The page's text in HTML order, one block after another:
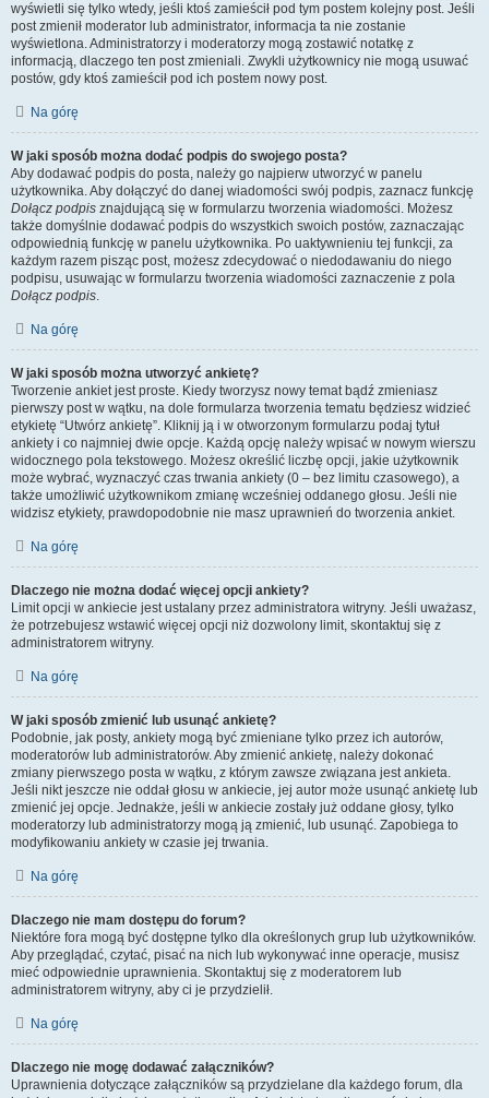
wyświetli się tylko wtedy, jeśli ktoś zamieścił pod tym postem kolejny post. Jeśli
post zmienił moderator lub administrator, informacja ta nie zostanie
wyświetlona. Administratorzy i moderatorzy mogą zostawić notatkę z
informacją, dlaczego ten post zmieniali. Zwykli użytkownicy nie mogą usuwać
postów, gdy ktoś zamieścił pod ich postem nowy post.
Na górę
W jaki sposób można dodać podpis do swojego posta?
Aby dodawać podpis do posta, należy go najpierw utworzyć w panelu
użytkownika. Aby dołączyć do danej wiadomości swój podpis, zaznacz funkcję
Dołącz podpis znajdującą się w formularzu tworzenia wiadomości. Możesz
także domyślnie dodawać podpis do wszystkich swoich postów, zaznaczając
odpowiednią funkcję w panelu użytkownika. Po uaktywnieniu tej funkcji, za
każdym razem pisząc post, możesz zdecydować o niedodawaniu do niego
podpisu, usuwając w formularzu tworzenia wiadomości zaznaczenie z pola
Dołącz podpis.
Na górę
W jaki sposób można utworzyć ankietę?
Tworzenie ankiet jest proste. Kiedy tworzysz nowy temat bądź zmieniasz
pierwszy post w wątku, na dole formularza tworzenia tematu będziesz widzieć
etykietę “Utwórz ankietę”. Kliknij ją i w otworzonym formularzu podaj tytuł
ankiety i co najmniej dwie opcje. Każdą opcję należy wpisać w nowym wierszu
widocznego pola tekstowego. Możesz określić liczbę opcji, jakie użytkownik
może wybrać, wyznaczyć czas trwania ankiety (0 – bez limitu czasowego), a
także umożliwić użytkownikom zmianę wcześniej oddanego głosu. Jeśli nie
widzisz etykiety, prawdopodobnie nie masz uprawnień do tworzenia ankiet.
Na górę
Dlaczego nie można dodać więcej opcji ankiety?
Limit opcji w ankiecie jest ustalany przez administratora witryny. Jeśli uważasz,
że potrzebujesz wstawić więcej opcji niż dozwolony limit, skontaktuj się z
administratorem witryny.
Na górę
W jaki sposób zmienić lub usunąć ankietę?
Podobnie, jak posty, ankiety mogą być zmieniane tylko przez ich autorów,
moderatorów lub administratorów. Aby zmienić ankietę, należy dokonać
zmiany pierwszego posta w wątku, z którym zawsze związana jest ankieta.
Jeśli nikt jeszcze nie oddał głosu w ankiecie, jej autor może usunąć ankietę lub
zmienić jej opcje. Jednakże, jeśli w ankiecie zostały już oddane głosy, tylko
moderatorzy lub administratorzy mogą ją zmienić, lub usunąć. Zapobiega to
modyfikowaniu ankiety w czasie jej trwania.
Na górę
Dlaczego nie mam dostępu do forum?
Niektóre fora mogą być dostępne tylko dla określonych grup lub użytkowników.
Aby przeglądać, czytać, pisać na nich lub wykonywać inne operacje, musisz
mieć odpowiednie uprawnienia. Skontaktuj się z moderatorem lub
administratorem witryny, aby ci je przydzielił.
Na górę
Dlaczego nie mogę dodawać załączników?
Uprawnienia dotyczące załączników są przydzielane dla każdego forum, dla